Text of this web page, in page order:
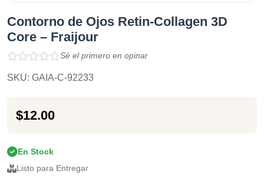
Contorno de Ojos Retin-Collagen 3D
Core – Fraijour
Sé el primero en opinar
SKU: GAIA-C-92233
$12.00
En Stock
Listo para Entregar